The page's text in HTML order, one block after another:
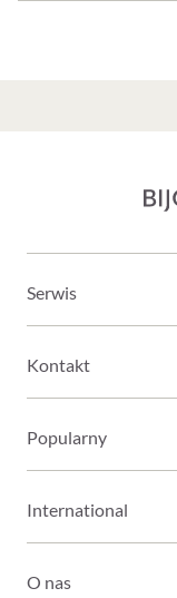
Serwis
Kontakt
Popularny
International
O nas